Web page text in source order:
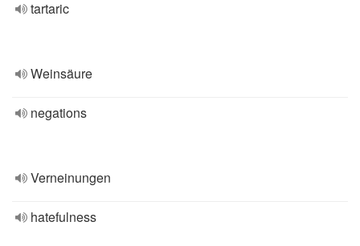
tartaric
Weinsäure
negations
Verneinungen
hatefulness